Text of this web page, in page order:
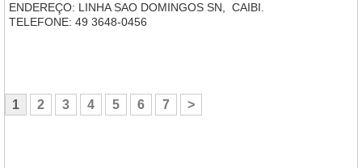
ENDEREÇO: LINHA SAO DOMINGOS SN, CAIBI.
TELEFONE: 49 3648-0456
1 2 3 4 5 6 7 >